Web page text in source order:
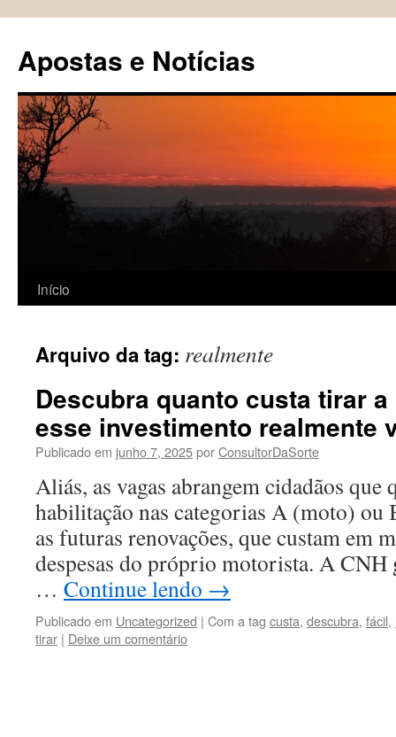
conteúdo
Apostas e Notícias
Início
Arquivo da tag: realmente
Descubra quanto custa tirar
esse investimento realmente
Publicado em junho 7, 2025porConsultorDaSorte
Aliás, as vagas abrangem cidadãos
habilitação nas categorias A (moto) ou
as futuras renovações, que custam em
despesas do próprio motorista. A CNH
… Continue lendo →
Publicado em Uncategorized | Com a tag custa, descubra, fácil,
tirar | Deixe um comentário